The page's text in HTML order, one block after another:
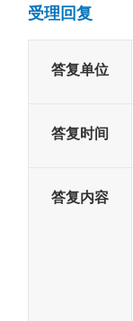
受理回复
答复单位
答复时间
答复内容